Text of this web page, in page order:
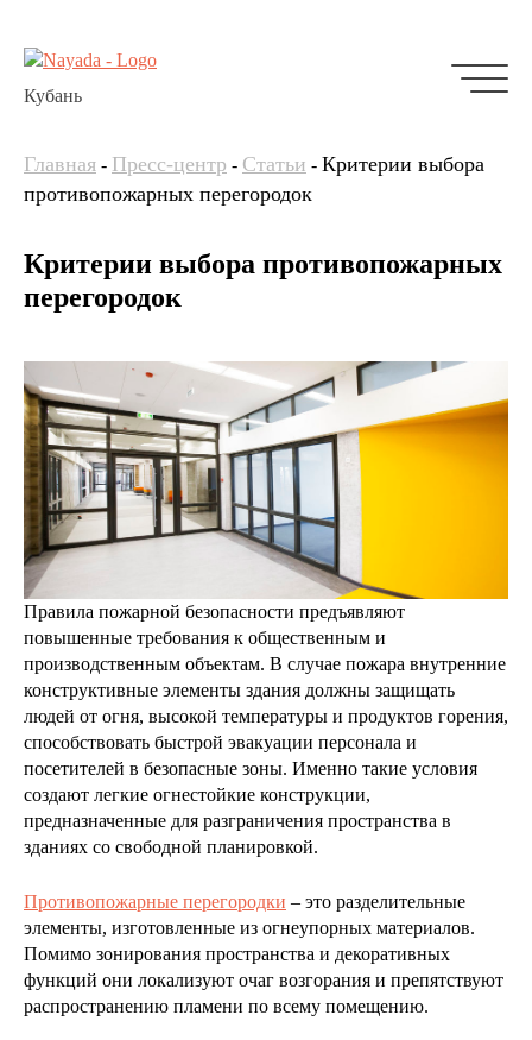
Кубань
Главная - Пресс-центр - Статьи - Критерии выбора
противопожарных перегородок
Критерии выбора противопожарных
перегородок
Правила пожарной безопасности предъявляют
повышенные требования к общественным и
производственным объектам. В случае пожара внутренние
конструктивные элементы здания должны защищать
людей от огня, высокой температуры и продуктов горения,
способствовать быстрой эвакуации персонала и
посетителей в безопасные зоны. Именно такие условия
создают легкие огнестойкие конструкции,
предназначенные для разграничения пространства в
зданиях со свободной планировкой.
Противопожарные перегородки – это разделительные
элементы, изготовленные из огнеупорных материалов.
Помимо зонирования пространства и декоративных
функций они локализуют очаг возгорания и препятствуют
распространению пламени по всему помещению.